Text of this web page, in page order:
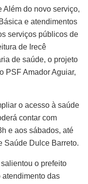
Além do novo serviço,
e atendimentos
serviços públicos de
de Irecê
de saúde, o projeto
PSF Amador Aguiar,
o acesso à saúde
contar com
e aos sábados, até
Saúde Dulce Barreto.
o prefeito
atendimento das